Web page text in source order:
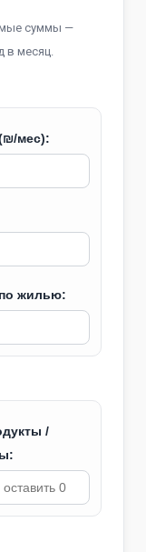
суммы —
в месяц.
мес):
жилью:
/